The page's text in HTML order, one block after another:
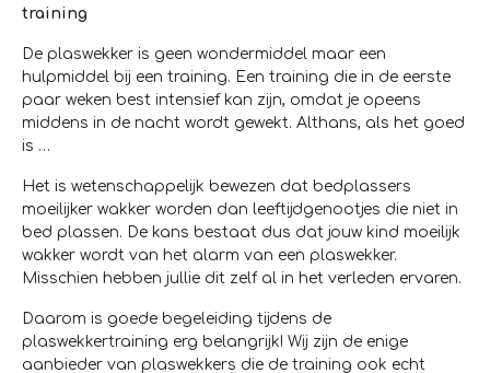
training
De plaswekker is geen wondermiddel maar een
hulpmiddel bij een training. Een training die in de eerste
paar weken best intensief kan zijn, omdat je opeens
middens in de nacht wordt gewekt. Althans, als het goed
is …
Het is wetenschappelijk bewezen dat bedplassers
moeilijker wakker worden dan leeftijdgenootjes die niet in
bed plassen. De kans bestaat dus dat jouw kind moeilijk
wakker wordt van het alarm van een plaswekker.
Misschien hebben jullie dit zelf al in het verleden ervaren.
Daarom is goede begeleiding tijdens de
plaswekkertraining erg belangrijk! Wij zijn de enige
aanbieder van plaswekkers die de training ook echt